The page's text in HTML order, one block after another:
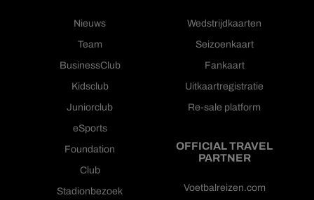
Nieuws
Team
BusinessClub
Kidsclub
Juniorclub
eSports
Foundation
Club
Stadionbezoek
Wedstrijdkaarten
Seizoenkaart
Fankaart
Uitkaartregistratie
Re-sale platform
OFFICIAL TRAVEL
PARTNER
Voetbalreizen.com